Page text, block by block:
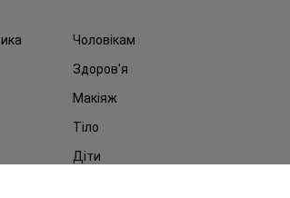
Чоловікам
Здоров'я
Макіяж
Тіло
Діти